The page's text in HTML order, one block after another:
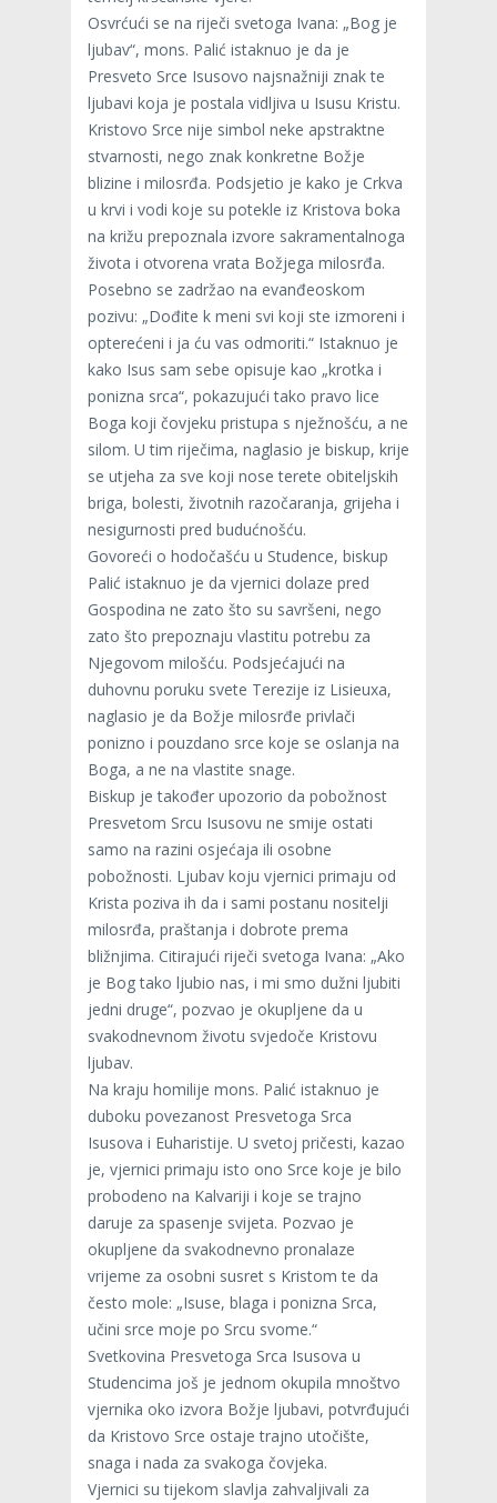
Osvrćući se na riječi svetoga Ivana: „Bog je
ljubav“, mons. Palić istaknuo je da je
Presveto Srce Isusovo najsnažniji znak te
ljubavi koja je postala vidljiva u Isusu Kristu.
Kristovo Srce nije simbol neke apstraktne
stvarnosti, nego znak konkretne Božje
blizine i milosrđa. Podsjetio je kako je Crkva
u krvi i vodi koje su potekle iz Kristova boka
na križu prepoznala izvore sakramentalnoga
života i otvorena vrata Božjega milosrđa.
Posebno se zadržao na evanđeoskom
pozivu: „Dođite k meni svi koji ste izmoreni i
opterećeni i ja ću vas odmoriti.“ Istaknuo je
kako Isus sam sebe opisuje kao „krotka i
ponizna srca“, pokazujući tako pravo lice
Boga koji čovjeku pristupa s nježnošću, a ne
silom. U tim riječima, naglasio je biskup, krije
se utjeha za sve koji nose terete obiteljskih
briga, bolesti, životnih razočaranja, grijeha i
nesigurnosti pred budućnošću.
Govoreći o hodočašću u Studence, biskup
Palić istaknuo je da vjernici dolaze pred
Gospodina ne zato što su savršeni, nego
zato što prepoznaju vlastitu potrebu za
Njegovom milošću. Podsjećajući na
duhovnu poruku svete Terezije iz Lisieuxa,
naglasio je da Božje milosrđe privlači
ponizno i pouzdano srce koje se oslanja na
Boga, a ne na vlastite snage.
Biskup je također upozorio da pobožnost
Presvetom Srcu Isusovu ne smije ostati
samo na razini osjećaja ili osobne
pobožnosti. Ljubav koju vjernici primaju od
Krista poziva ih da i sami postanu nositelji
milosrđa, praštanja i dobrote prema
bližnjima. Citirajući riječi svetoga Ivana: „Ako
je Bog tako ljubio nas, i mi smo dužni ljubiti
jedni druge“, pozvao je okupljene da u
svakodnevnom životu svjedoče Kristovu
ljubav.
Na kraju homilije mons. Palić istaknuo je
duboku povezanost Presvetoga Srca
Isusova i Euharistije. U svetoj pričesti, kazao
je, vjernici primaju isto ono Srce koje je bilo
probodeno na Kalvariji i koje se trajno
daruje za spasenje svijeta. Pozvao je
okupljene da svakodnevno pronalaze
vrijeme za osobni susret s Kristom te da
često mole: „Isuse, blaga i ponizna Srca,
učini srce moje po Srcu svome.“
Svetkovina Presvetoga Srca Isusova u
Studencima još je jednom okupila mnoštvo
vjernika oko izvora Božje ljubavi, potvrđujući
da Kristovo Srce ostaje trajno utočište,
snaga i nada za svakoga čovjeka.
Vjernici su tijekom slavlja zahvaljivali za